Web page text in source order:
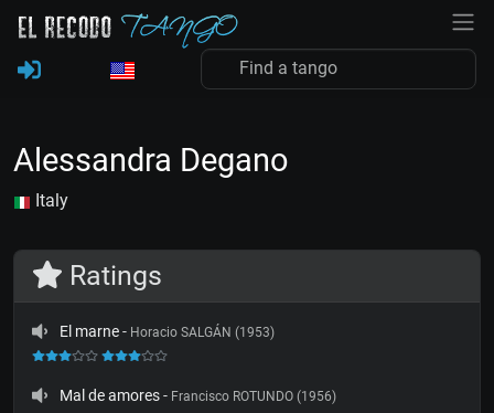
Alessandra Degano
Italy
Ratings
El marne- Horacio SALGÁN (1953)
Mal de amores- Francisco ROTUNDO (1956)